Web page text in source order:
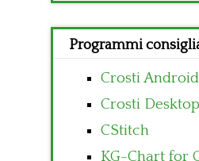
Programmi
Crosti Android
Crosti Desktop
CStitch
KG-Chart for